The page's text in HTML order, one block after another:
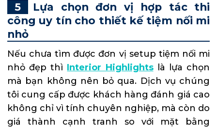
Lựa chọn đơn vị hợp tác thi
công uy tín cho thiết kế tiệm nối mi
nhỏ
Nếu chưa tìm được đơn vị setup tiệm nối mi
nhỏ đẹp thì Interior Highlightslà lựa chọn
mà bạn không nên bỏ qua. Dịch vụ chúng
tôi cung cấp được khách hàng đánh giá cao
không chỉ vì tính chuyên nghiệp, mà còn do
giá thành cạnh tranh so với mặt bằng